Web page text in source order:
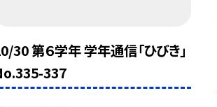
30 第６学年 学年通信「ひびき」
337